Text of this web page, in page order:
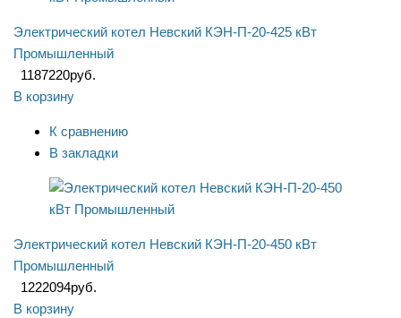
Электрический котел Невский КЭН-П-20-425 кВт
Промышленный
1187220руб.
В корзину
К сравнению
В закладки
Электрический котел Невский КЭН-П-20-450 кВт
Промышленный
1222094руб.
В корзину